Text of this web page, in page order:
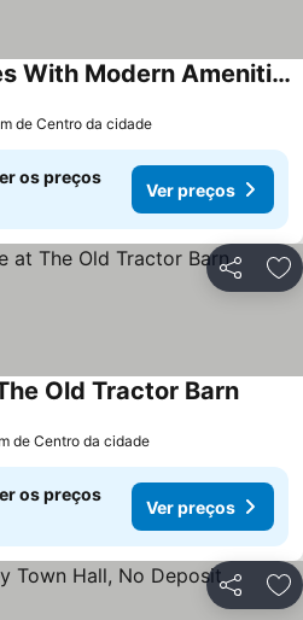
Farmhouse In 6 Acres With Modern Amenities - Perfect For Stowe And Silverstone
de Centro da cidade
os preços
Ver preços
Partilhar
Old Tractor Barn
de Centro da cidade
os preços
Ver preços
Partilhar